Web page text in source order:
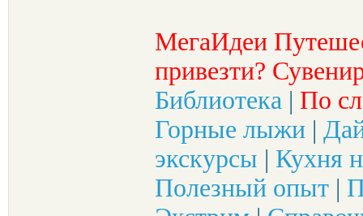
МегаИдеи
привезти?
Библиотека | По
Горные лыжи |
экскурсы | Кухня
Полезный опыт |